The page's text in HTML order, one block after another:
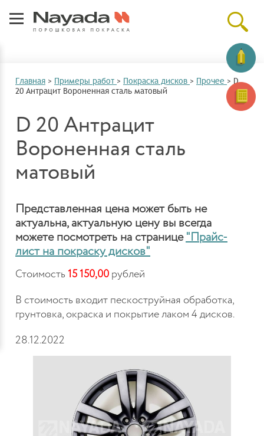
Главная > Примеры работ > Покраска дисков > Прочее > D
20 Антрацит Вороненная сталь матовый
D 20 Антрацит
Вороненная сталь
матовый
Представленная цена может быть не
актуальна, актуальную цену вы всегда
можете посмотреть на странице "Прайс-
лист на покраску дисков"
Стоимость 15 150,00 рублей
В стоимость входит пескоструйная обработка,
грунтовка, окраска и покрытие лаком 4 дисков.
28.12.2022